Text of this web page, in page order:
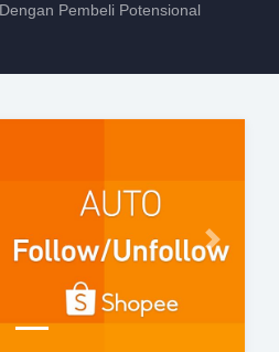
Pembeli Potensional
Next